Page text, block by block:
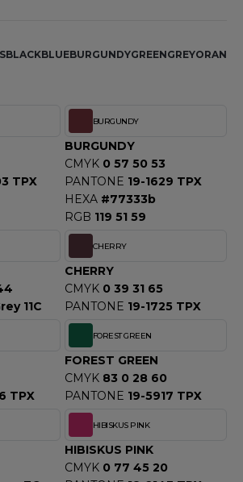
BLACKBLUEBURGUNDYGREENGREYORANGE
TPX
BURGUNDY
BURGUNDY
CMYK 0 57 50 53
PANTONE 19-1629 TPX
HEXA #77333b
RGB 119 51 59
11C
CHERRY
CHERRY
CMYK 0 39 31 65
PANTONE 19-1725 TPX
TPX
FOREST GREEN
FOREST GREEN
CMYK 83 0 28 60
PANTONE 19-5917 TPX
HIBISKUS PINK
HIBISKUS PINK
CMYK 0 77 45 20